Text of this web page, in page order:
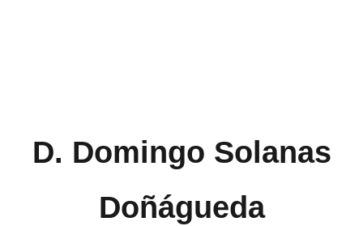
D. Domingo Solanas
Doñágueda